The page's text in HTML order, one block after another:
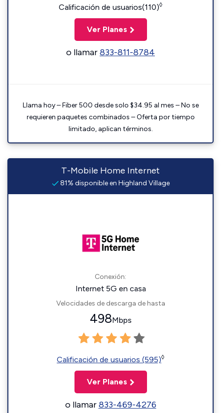
Calificación de usuarios(110)◊
Ver Planes
o llamar833-811-8784
Llama hoy – Fiber 500 desde solo $34.95 al mes – No se
requieren paquetes combinados – Oferta por tiempo
limitado, aplican términos.
T-Mobile Home Internet
81% disponible en Highland Village
Conexión:
Internet 5G en casa
Velocidades de descarga de hasta
498Mbps
Calificación de usuarios (595)◊
Ver Planes
o llamar833-469-4276